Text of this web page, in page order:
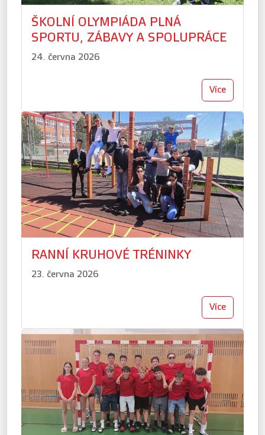
ŠKOLNÍ OLYMPIÁDA PLNÁ
SPORTU, ZÁBAVY A SPOLUPRÁCE
24. června 2026
Více
RANNÍ KRUHOVÉ TRÉNINKY
23. června 2026
Více